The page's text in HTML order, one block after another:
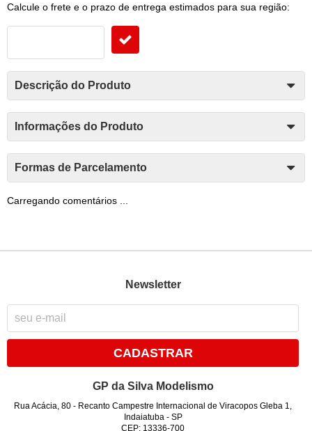
Calcule o frete e o prazo de entrega estimados para sua região:
Descrição do Produto
Informações do Produto
Formas de Parcelamento
Carregando comentários ...
Newsletter
CADASTRAR
GP da Silva Modelismo
Rua Acácia, 80 - Recanto Campestre Internacional de Viracopos Gleba 1,
Indaiatuba- SP
CEP: 13336-700